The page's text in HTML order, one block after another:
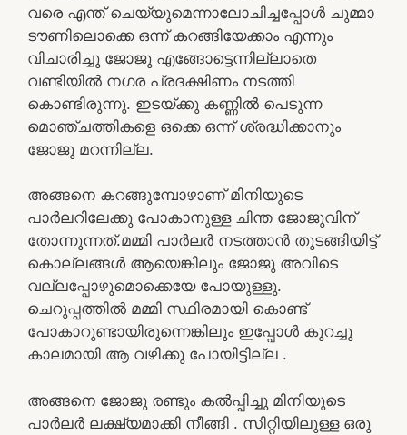
വരെ എന്ത് ചെയ്യുമെന്നാലോചിച്ചപ്പോൾ ചുമ്മാ
ടൗണിലൊക്കെ ഒന്ന് കറങ്ങിയേക്കാം എന്നും
വിചാരിച്ചു ജോജു എങ്ങോട്ടെന്നില്ലാതെ
വണ്ടിയിൽ നഗര പ്രദക്ഷിണം നടത്തി
കൊണ്ടിരുന്നു. ഇടയ്ക്കു കണ്ണിൽ പെടുന്ന
മൊഞ്ചത്തികളെ ഒക്കെ ഒന്ന് ശ്രദ്ധിക്കാനും
ജോജു മറന്നില്ല.
അങ്ങനെ കറങ്ങുമ്പോഴാണ് മിനിയുടെ
പാർലറിലേക്കു പോകാനുള്ള ചിന്ത ജോജുവിന്‌
തോന്നുന്നത്.മമ്മി പാർലർ നടത്താൻ തുടങ്ങിയിട്ട്
കൊല്ലങ്ങൾ ആയെങ്കിലും ജോജു അവിടെ
വല്ലപ്പോഴുമൊക്കെയേ പോയുള്ളു.
ചെറുപ്പത്തിൽ മമ്മി സ്ഥിരമായി കൊണ്ട്
പോകാറുണ്ടായിരുന്നെങ്കിലും ഇപ്പോൾ കുറച്ചു
കാലമായി ആ വഴിക്കു പോയിട്ടില്ല .
അങ്ങനെ ജോജു രണ്ടും കൽപ്പിച്ചു മിനിയുടെ
പാർലർ ലക്ഷ്യമാക്കി നീങ്ങി . സിറ്റിയിലുള്ള ഒരു